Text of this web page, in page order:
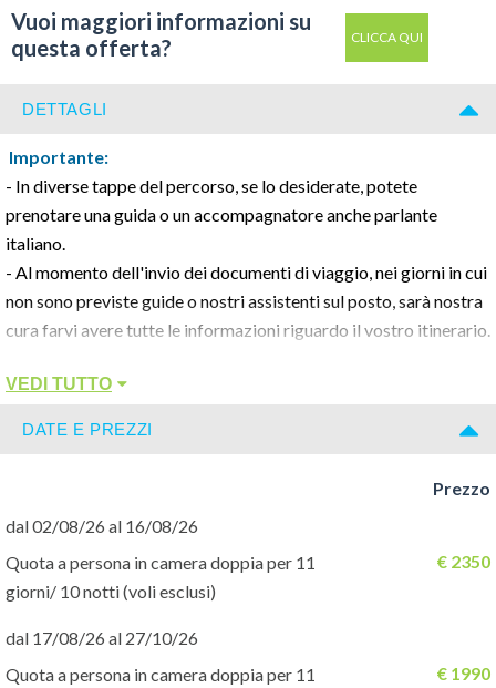
Vuoi maggiori informazioni su
questa offerta?
CLICCA QUI
DETTAGLI
Importante:
- In diverse tappe del percorso, se lo desiderate, potete
prenotare una guida o un accompagnatore anche parlante
italiano.
- Al momento dell'invio dei documenti di viaggio, nei giorni in cui
non sono previste guide o nostri assistenti sul posto, sarà nostra
cura farvi avere tutte le informazioni riguardo il vostro itinerario.
indicheremo dettagliatamente itinerario, stazioni e mezzi da
- (B/L/D) (Colazione/Pranzo/Cena)
1° giorno: Aeroporto di Tokyo – Tokyo (_/_/_)
Arrivo all’Aeroporto Internazionale di Tokyo. Dopo il disbrigo
parlante lingua inglese che vi darà il benvenuto e vi assisterà per
prendere il mezzo previsto per il trasferimento (collettivo in
VEDI TUTTO
DATE E PREZZI
Prezzo
dal 02/08/26 al 16/08/26
Quota a persona in camera doppia per 11
giorni/ 10 notti (voli esclusi)
€ 2350
dal 17/08/26 al 27/10/26
Quota a persona in camera doppia per 11
€ 1990